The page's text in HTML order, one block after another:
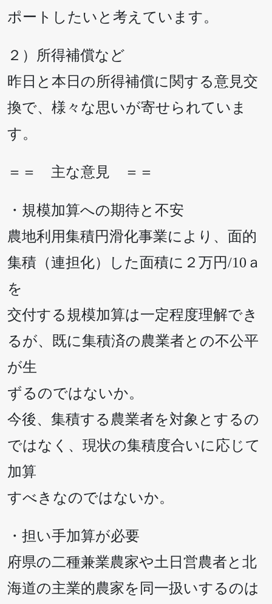
ポートしたいと考えています。
２）所得補償など
昨日と本日の所得補償に関する意見交
換で、様々な思いが寄せられていま
す。
＝＝ 主な意見 ＝＝
・規模加算への期待と不安
農地利用集積円滑化事業により、面的
集積（連担化）した面積に２万円/10ａ
を
交付する規模加算は一定程度理解でき
るが、既に集積済の農業者との不公平
が生
ずるのではないか。
今後、集積する農業者を対象とするの
ではなく、現状の集積度合いに応じて
加算
すべきなのではないか。
・担い手加算が必要
府県の二種兼業農家や土日営農者と北
海道の主業的農家を同一扱いするのは